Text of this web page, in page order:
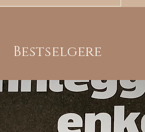
Bestselgere